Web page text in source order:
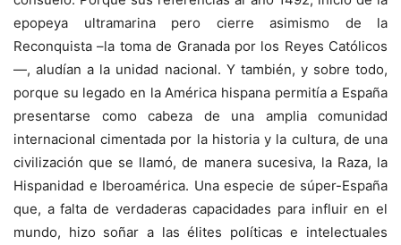
epopeya ultramarina pero cierre asimismo de la
Reconquista –la toma de Granada por los Reyes Católicos
—, aludían a la unidad nacional. Y también, y sobre todo,
porque su legado en la América hispana permitía a España
presentarse como cabeza de una amplia comunidad
internacional cimentada por la historia y la cultura, de una
civilización que se llamó, de manera sucesiva, la Raza, la
Hispanidad e Iberoamérica. Una especie de súper-España
que, a falta de verdaderas capacidades para influir en el
mundo, hizo soñar a las élites políticas e intelectuales